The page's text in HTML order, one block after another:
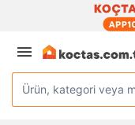
Ürün, kategori veya